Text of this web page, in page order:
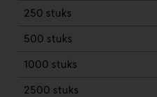
250 stuks
500 stuks
1000 stuks
2500 stuks